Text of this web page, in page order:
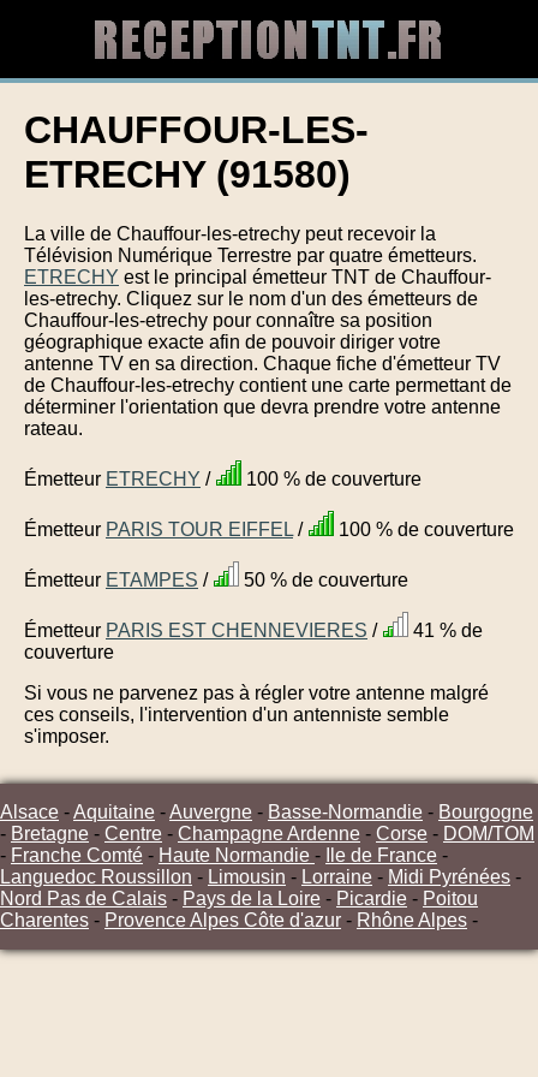
CHAUFFOUR-LES-
ETRECHY (91580)
La ville de Chauffour-les-etrechy peut recevoir la
Télévision Numérique Terrestre par quatre émetteurs.
ETRECHY est le principal émetteur TNT de Chauffour-
les-etrechy. Cliquez sur le nom d'un des émetteurs de
Chauffour-les-etrechy pour connaître sa position
géographique exacte afin de pouvoir diriger votre
antenne TV en sa direction. Chaque fiche d'émetteur TV
de Chauffour-les-etrechy contient une carte permettant de
déterminer l'orientation que devra prendre votre antenne
rateau.
Émetteur ETRECHY / 100 % de couverture
Émetteur PARIS TOUR EIFFEL / 100 % de couverture
Émetteur ETAMPES / 50 % de couverture
Émetteur PARIS EST CHENNEVIERES /
41 % de
couverture
Si vous ne parvenez pas à régler votre antenne malgré
ces conseils, l'intervention d'un antenniste semble
s'imposer.
Alsace -Aquitaine -Auvergne - Basse-Normandie - Bourgogne
- Bretagne - Centre - Champagne Ardenne - Corse - DOM/TOM
- Franche Comté - Haute Normandie - Ile de France -
Languedoc Roussillon - Limousin - Lorraine - Midi Pyrénées -
Nord Pas de Calais - Pays de la Loire - Picardie - Poitou
Charentes - Provence Alpes Côte d'azur - Rhône Alpes -